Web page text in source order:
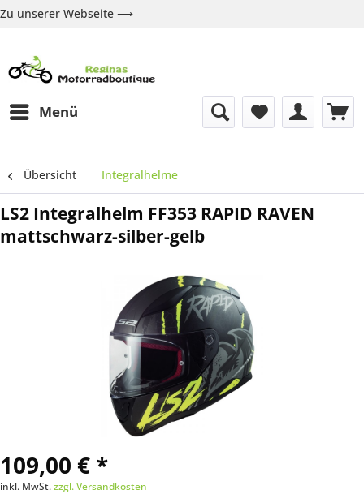
Zu unserer Webseite ⟶
Menü
Übersicht Integralhelme
LS2 Integralhelm FF353 RAPID RAVEN
mattschwarz-silber-gelb
109,00 € *
inkl. MwSt.zzgl. Versandkosten